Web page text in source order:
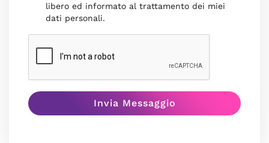
libero ed informato al trattamento dei miei
dati personali.